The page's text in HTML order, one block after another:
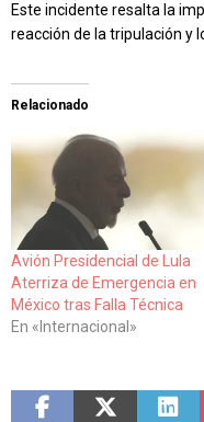
Este incidente resalta la
reacción de la tripulación y
Relacionado
Avión Presidencial de Lula
Aterriza de Emergencia en
México tras Falla Técnica
En «Internacional»